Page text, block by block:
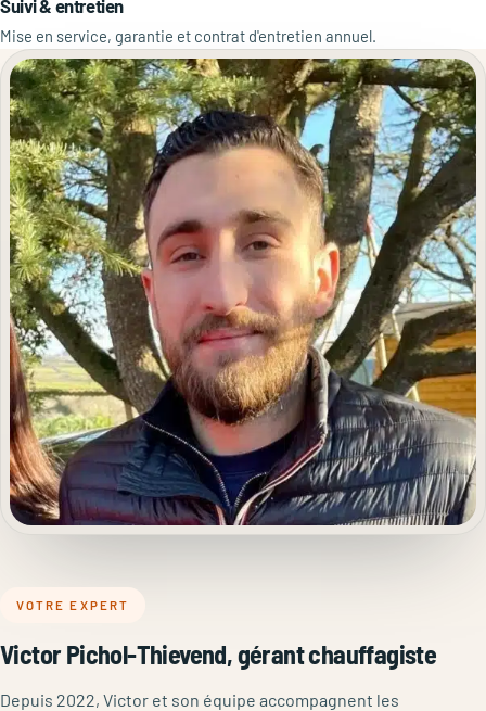
Suivi & entretien
Mise en service, garantie et contrat d'entretien annuel.
VOTRE EXPERT
Victor Pichol-Thievend, gérant chauffagiste
Depuis 2022, Victor et son équipe accompagnent les